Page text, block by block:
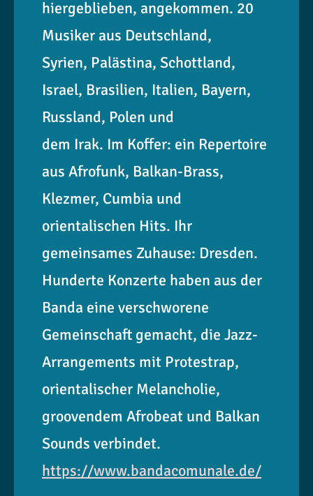
hiergeblieben, angekommen. 20
Musiker aus Deutschland,
Syrien, Palästina, Schottland,
Israel, Brasilien, Italien, Bayern,
Russland, Polen und
dem Irak. Im Koffer: ein Repertoire
aus Afrofunk, Balkan-Brass,
Klezmer, Cumbia und
orientalischen Hits. Ihr
gemeinsames Zuhause: Dresden.
Hunderte Konzerte haben aus der
Banda eine verschworene
Gemeinschaft gemacht, die Jazz-
Arrangements mit Protestrap,
orientalischer Melancholie,
groovendem Afrobeat und Balkan
Sounds verbindet.
https://www.bandacomunale.de/